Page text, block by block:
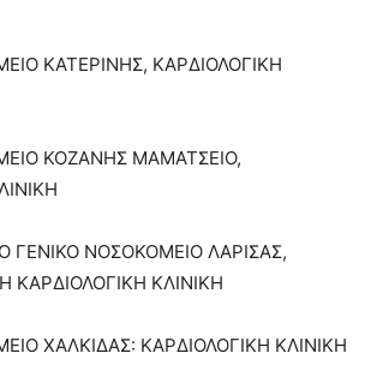
ΚΑΤΕΡΙΝΗΣ, ΚΑΡΔΙΟΛΟΓΙΚΗ
ΚΟΖΑΝΗΣ ΜΑΜΑΤΣΕΙΟ,
ΓΕΝΙΚΟ ΝΟΣΟΚΟΜΕΙΟ ΛΑΡΙΣΑΣ,
ΚΑΡΔΙΟΛΟΓΙΚΗ ΚΛΙΝΙΚΗ
ΧΑΛΚΙΔΑΣ: ΚΑΡΔΙΟΛΟΓΙΚΗ ΚΛΙΝΙΚΗ